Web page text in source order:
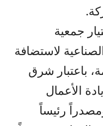
جمعية
لاستضافة
باعتبار شرق
الأعمال
رئيساً